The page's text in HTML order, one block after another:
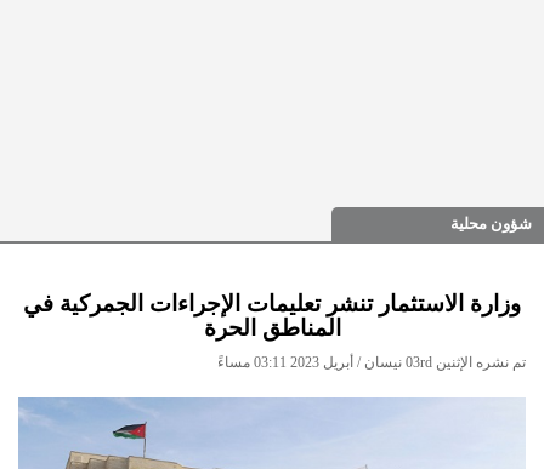
شؤون محلية
وزارة الاستثمار تنشر تعليمات الإجراءات الجمركية في
المناطق الحرة
تم نشره الإثنين 03rd نيسان / أبريل 2023 03:11 مساءً